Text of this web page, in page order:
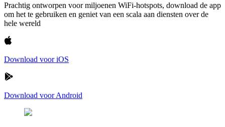
Prachtig ontworpen voor miljoenen WiFi-hotspots, download de app
om het te gebruiken en geniet van een scala aan diensten over de
hele wereld
Download voor iOS
Download voor Android